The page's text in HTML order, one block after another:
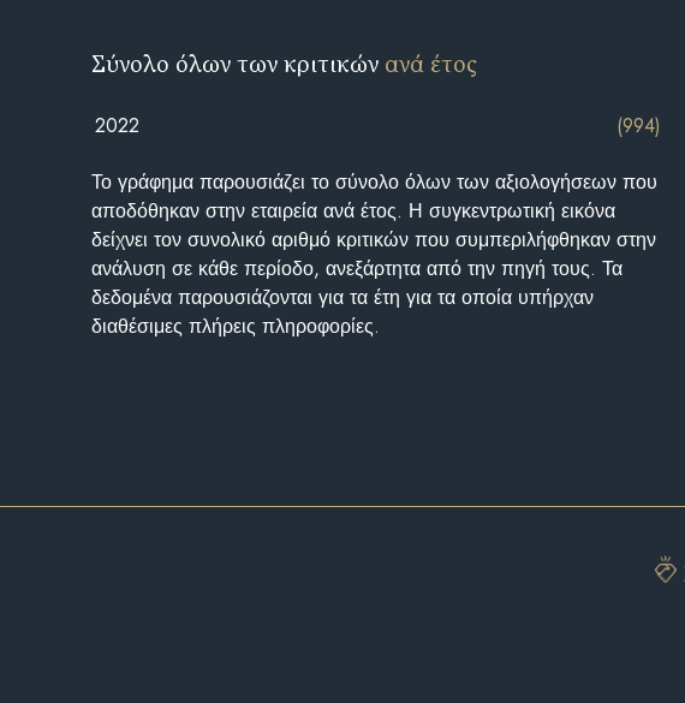
Σύνολο όλων των κριτικών ανά έτος
2022 (994)
Το γράφημα παρουσιάζει το σύνολο όλων των αξιολογήσεων που
αποδόθηκαν στην εταιρεία ανά έτος. Η συγκεντρωτική εικόνα
δείχνει τον συνολικό αριθμό κριτικών που συμπεριλήφθηκαν στην
ανάλυση σε κάθε περίοδο, ανεξάρτητα από την πηγή τους. Τα
δεδομένα παρουσιάζονται για τα έτη για τα οποία υπήρχαν
διαθέσιμες πλήρεις πληροφορίες.